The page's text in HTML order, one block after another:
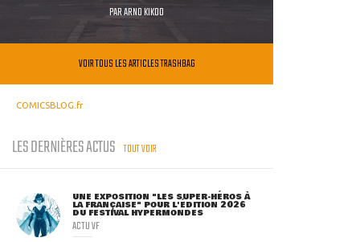
PARARNO KIKOO
VOIR TOUS LES ARTICLES TRASHBAG
COMICSBLOG.fr
LES DERNIÈRES ACTUS TOUT VOIR
UNE EXPOSITION "LES SUPER-HÉROS À
LA FRANÇAISE" POUR L'ÉDITION 2026
DU FESTIVAL HYPERMONDES
ACTU VF